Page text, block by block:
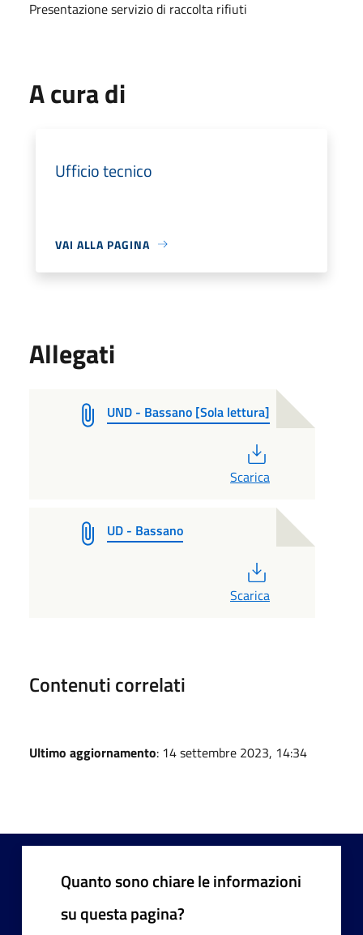
Presentazione servizio di raccolta rifiuti
A cura di
Ufficio tecnico
VAI ALLA PAGINA
Allegati
UND - Bassano [Sola lettura]
Scarica
UD - Bassano
Scarica
Contenuti correlati
Ultimo aggiornamento: 14 settembre 2023, 14:34
Quanto sono chiare le informazioni
su questa pagina?